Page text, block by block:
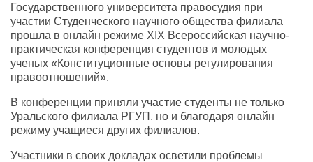
Государственного университета правосудия при
участии Студенческого научного общества филиала
прошла в онлайн режиме XIX Всероссийская научно-
практическая конференция студентов и молодых
ученых «Конституционные основы регулирования
правоотношений».
В конференции приняли участие студенты не только
Уральского филиала РГУП , но и благодаря онлайн
режиму учащиеся других филиалов.
Участники в своих докладах осветили проблемы